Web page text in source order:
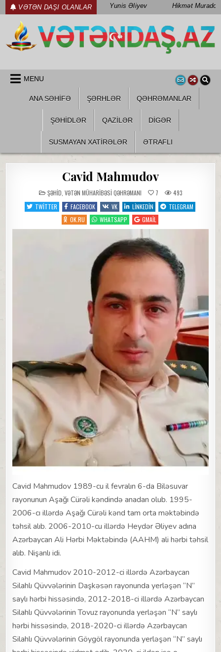
Skip
to
content
VƏTƏN DAŞI OLANLAR Yunis Əliyev Hikmət Muradov
MENU
ANA SƏHİFƏ ŞƏRHLƏR QƏHRƏMANLAR
ŞƏHIDLƏR QAZILƏR DIGƏR
SUSMAYAN XATİRƏLƏR ƏTRAFLI
Cavid Mahmudov
POSTED
IN
ŞƏHID VƏTƏN MÜHARIBƏSI QƏHRƏMANI 7
493
TWITTER
FACEBOOK VK LINKEDIN
TELEGRAM
OK.RU
WHATSAPP GMAIL
Cavid Mahmudov 1989-cu il fevralın 6-da Biləsuvar
rayonunun Aşağı Cürəli kəndində anadan olub. 1995-
2006-cı illərdə Aşağı Cürəli kənd tam orta məktəbində
təhsil alıb. 2006-2010-cu illərdə Heydər Əliyev adına
Azərbaycan Ali Hərbi Məktəbində (AAHM) ali hərbi təhsil
alıb. Nişanlı idi.
Cavid Mahmudov 2010-2012-ci illərdə Azərbaycan
Silahlı Qüvvələrinin Daşkəsən rayonunda yerləşən “N”
saylı hərbi hissəsində, 2012-2018-ci illərdə Azərbaycan
Silahlı Qüvvələrinin Tovuz rayonunda yerləşən “N” saylı
hərbi hissəsində, 2018-2020-ci illərdə Azərbaycan
Silahlı Qüvvələrinin Göygöl rayonunda yerləşən “N” saylı